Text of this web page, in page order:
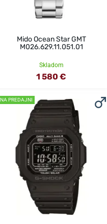
Mido Ocean Star GMT
M026.629.11.051.01
Skladom
1 580 €
NA PREDAJNI